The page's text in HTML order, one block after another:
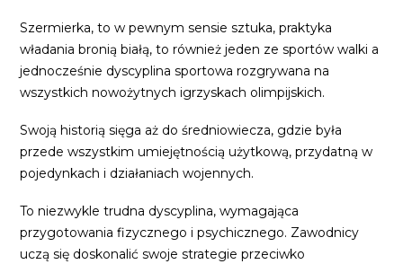
Szermierka, to w pewnym sensie sztuka, praktyka
władania bronią białą, to również jeden ze sportów walki a
jednocześnie dyscyplina sportowa rozgrywana na
wszystkich nowożytnych igrzyskach olimpijskich.
Swoją historią sięga aż do średniowiecza, gdzie była
przede wszystkim umiejętnością użytkową, przydatną w
pojedynkach i działaniach wojennych.
To niezwykle trudna dyscyplina, wymagająca
przygotowania fizycznego i psychicznego. Zawodnicy
uczą się doskonalić swoje strategie przeciwko